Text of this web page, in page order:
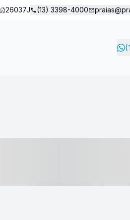
26037J (13) 3398-4000